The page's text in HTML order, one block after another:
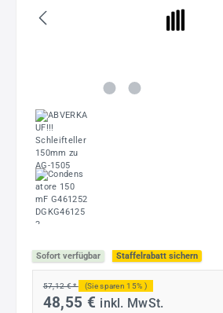
Sofort verfügbar Staffelrabatt sichern
57,12 € * (Sie sparen 15% )
48,55 € inkl. MwSt.